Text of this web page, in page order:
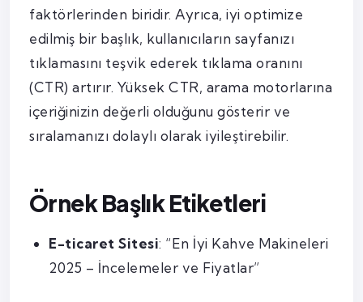
faktörlerinden biridir. Ayrıca, iyi optimize
edilmiş bir başlık, kullanıcıların sayfanızı
tıklamasını teşvik ederek tıklama oranını
(CTR) artırır. Yüksek CTR, arama motorlarına
içeriğinizin değerli olduğunu gösterir ve
sıralamanızı dolaylı olarak iyileştirebilir.
Örnek Başlık Etiketleri
E-ticaret Sitesi: “En İyi Kahve Makineleri
2025 – İncelemeler ve Fiyatlar”